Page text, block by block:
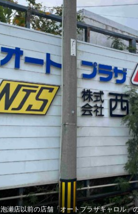
泡瀬店以前の店舗「オートプラザキャロル」